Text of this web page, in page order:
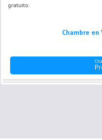
gratuito.
Chambre